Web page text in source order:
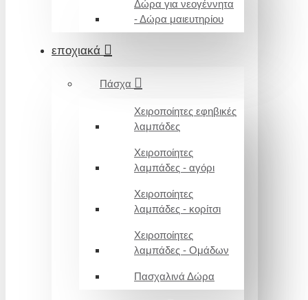
Δώρα για νεογέννητα
- Δώρα μαιευτηρίου
εποχιακά
Πάσχα
Χειροποίητες εφηβικές
λαμπάδες
Χειροποίητες
λαμπάδες - αγόρι
Χειροποίητες
λαμπάδες - κορίτσι
Χειροποίητες
λαμπάδες - Ομάδων
Πασχαλινά Δώρα